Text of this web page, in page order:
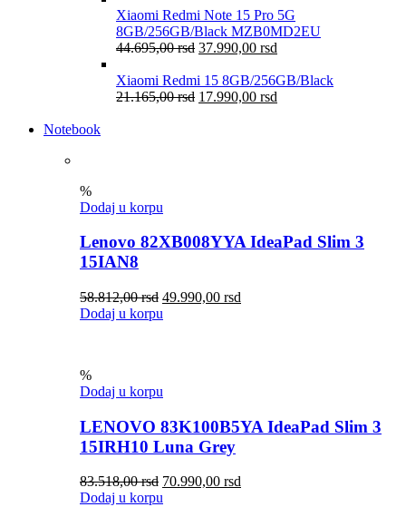
Xiaomi Redmi Note 15 Pro 5G
8GB/256GB/Black MZB0MD2EU
44.695,00rsd 37.990,00 rsd
Xiaomi Redmi 15 8GB/256GB/Black
21.165,00rsd 17.990,00 rsd
Notebook
%
Dodaj u korpu
Lenovo 82XB008YYA IdeaPad Slim 3
15IAN8
58.812,00rsd 49.990,00 rsd
Dodaj u korpu
%
Dodaj u korpu
LENOVO 83K100B5YA IdeaPad Slim 3
15IRH10 Luna Grey
83.518,00rsd 70.990,00 rsd
Dodaj u korpu